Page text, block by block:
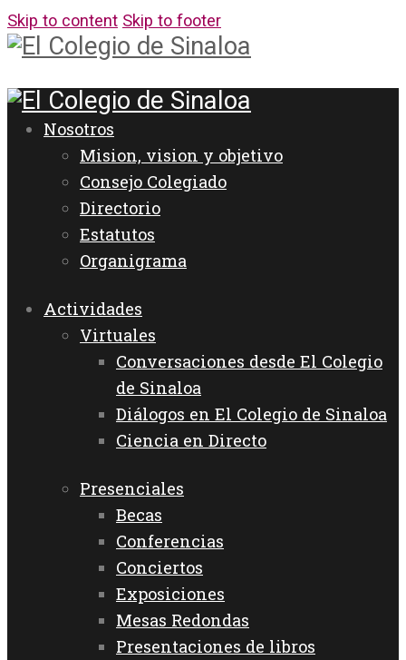
Skip to content Skip to footer
Nosotros
Mision, vision y objetivo
Consejo Colegiado
Directorio
Estatutos
Organigrama
Actividades
Virtuales
Conversaciones desde El Colegio
de Sinaloa
Diálogos en El Colegio de Sinaloa
Ciencia en Directo
Presenciales
Becas
Conferencias
Conciertos
Exposiciones
Mesas Redondas
Presentaciones de libros